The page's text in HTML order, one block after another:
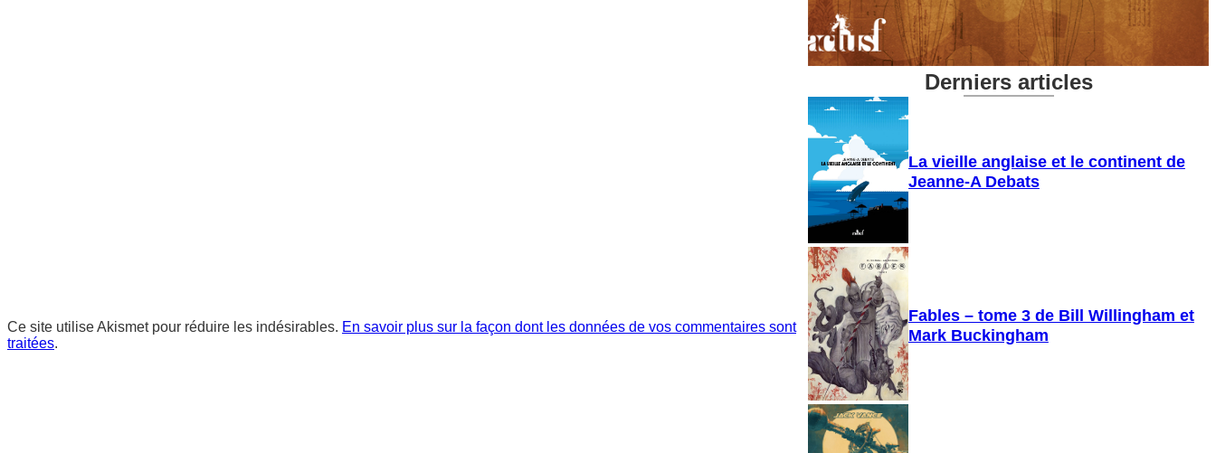
Ce site utilise Akismet pour réduire les indésirables. En savoir plus sur la façon dont les données de vos commentaires sont
traitées.
Derniers articles
La vieille anglaise et le continent de
Jeanne-A Debats
Fables – tome 3 de Bill Willingham et
Mark Buckingham